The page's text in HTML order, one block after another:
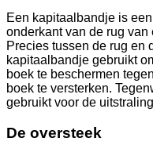
Een kapitaalbandje is
onderkant van de rug
Precies tussen de rug en
kapitaalbandje gebruikt
boek te beschermen
boek te versterken.
gebruikt voor de
De oversteek